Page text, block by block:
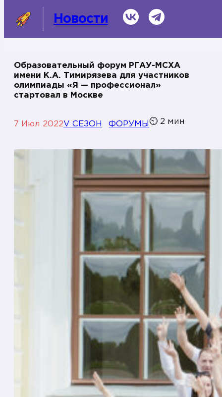
Новости ВКонтактеTelegram
СМИ о нас
Информационная справка
Образовательный форум РГАУ-МСХА
имени К.А. Тимирязева для участников
олимпиады «Я — профессионал»
стартовал в Москве
7 Июл 2022V СЕЗОН ФОРУМЫ⏲ 2 мин